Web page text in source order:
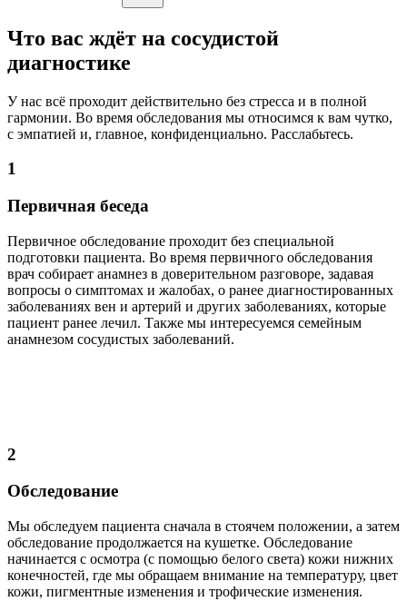
Что вас ждёт на сосудистой
диагностике
У нас всё проходит действительно без стресса и в полной
гармонии. Во время обследования мы относимся к вам чутко,
с эмпатией и, главное, конфиденциально. Расслабьтесь.
1
Первичная беседа
Первичное обследование проходит без специальной
подготовки пациента. Во время первичного обследования
врач собирает анамнез в доверительном разговоре, задавая
вопросы о симптомах и жалобах, о ранее диагностированных
заболеваниях вен и артерий и других заболеваниях, которые
пациент ранее лечил. Также мы интересуемся семейным
анамнезом сосудистых заболеваний.
2
Обследование
Мы обследуем пациента сначала в стоячем положении, а затем
обследование продолжается на кушетке. Обследование
начинается с осмотра (с помощью белого света) кожи нижних
конечностей, где мы обращаем внимание на температуру, цвет
кожи, пигментные изменения и трофические изменения.